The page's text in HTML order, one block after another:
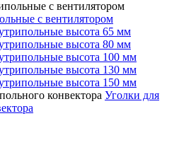
с вентилятором
высота 65 мм
высота 80 мм
высота 100 мм
высота 130 мм
высота 150 мм
Уголки для